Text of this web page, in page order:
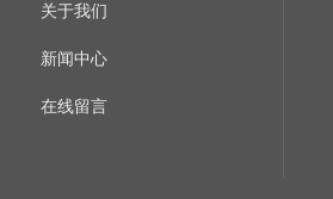
关于我们
新闻中心
在线留言